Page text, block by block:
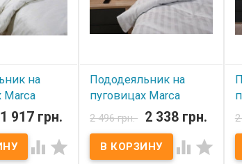
на
Marca
Tender
см
1 917 грн.
 
Пододеяльник на
пуговицах Marca
Marco Milano White
Stripe 200х220 см
В наличии
2 496 грн. 2 338 грн.
 